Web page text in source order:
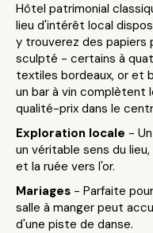
Hôtel patrimonial
lieu d'intérêt local
y trouverez des papiers
sculpté - certains à
textiles bordeaux, or et
un bar à vin complètent
qualité-prix dans le
Exploration locale -
un véritable sens du
et la ruée vers l'or.
Mariages - Parfaite
salle à manger peut
d'une piste de danse.